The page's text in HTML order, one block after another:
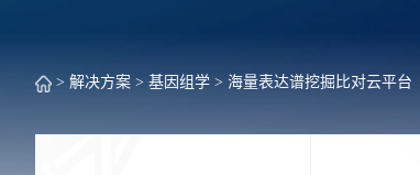
> 解决方案 > 基因组学 > 海量表达谱挖掘比对云平台